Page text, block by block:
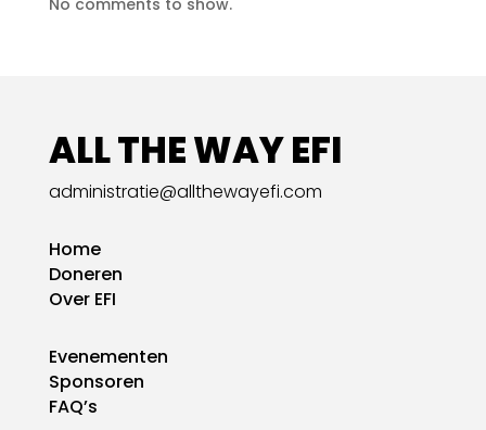
No comments to show.
ALL THE WAY EFI
administratie@allthewayefi.com
Home
Doneren
Over EFI
Evenementen
Sponsoren
FAQ’s